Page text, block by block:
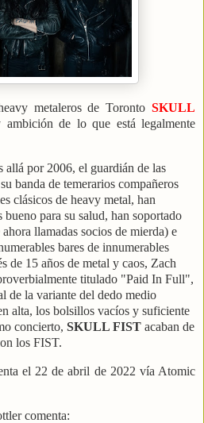
metaleros de TorontoSKULL
ambición de lo que está legalmente
allá por 2006, el guardián de las
banda de temerarios compañeros
clásicos de heavy metal, han
para su salud, han soportado
llamadas socios de mierda) e
bares de innumerables
de 15 años de metal y caos, Zach
titulado "Paid In Full",
de la variante del dedo medio
alta, los bolsillos vacíos y suficiente
concierto, SKULL FIST acaban de
los FIST.
el 22 de abril de 2022 vía Atomic
comenta: